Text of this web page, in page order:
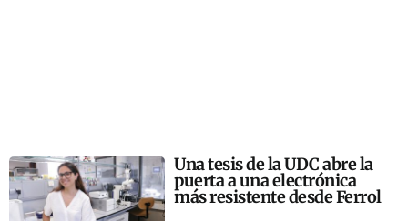
Una tesis de la UDC abre la
puerta a una electrónica
más resistente desde Ferrol